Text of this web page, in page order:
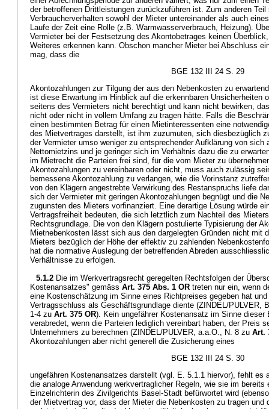
der betroffenen Drittleistungen zurückzuführen ist. Zum anderen
Verbraucherverhalten sowohl der Mieter untereinander als auch
Laufe der Zeit eine Rolle (z.B. Warmwasserverbrauch, Heizung).
Vermieter bei der Festsetzung des Akontobetrages keinen
Weiteres erkennen kann. Obschon mancher Mieter bei Abschluss
mag, dass die
BGE 132 III 24 S. 29
Akontozahlungen zur Tilgung der aus den Nebenkosten zu
ist diese Erwartung im Hinblick auf die erkennbaren Unsicherheiten
seitens des Vermieters nicht berechtigt und kann nicht bewirken,
nicht oder nicht in vollem Umfang zu tragen hätte. Falls die
einen bestimmten Betrag für einen Mietinteressenten eine
des Mietvertrages darstellt, ist ihm zuzumuten, sich diesbezüglich
der Vermieter umso weniger zu entsprechender Aufklärung von sich
Nettomietzins und je geringer sich im Verhältnis dazu die zu
im Mietrecht die Parteien frei sind, für die vom Mieter zu
Akontozahlungen zu vereinbaren oder nicht, muss auch zulässig
bemessene Akontozahlung zu verlangen, wie die Vorinstanz
von den Klägern angestrebte Verwirkung des Restanspruchs liefe
sich der Vermieter mit geringen Akontozahlungen begnügt und die
zugunsten des Mieters vorfinanziert. Eine derartige Lösung würde
Vertragsfreiheit bedeuten, die sich letztlich zum Nachteil des
Rechtsgrundlage. Die von den Klägern postulierte Typisierung der
Mietnebenkosten lässt sich aus den dargelegten Gründen nicht mit
Mieters bezüglich der Höhe der effektiv zu zahlenden
hat die normative Auslegung der betreffenden Abreden
Verhältnisse zu erfolgen.
5.1.2 Die im Werkvertragsrecht geregelten Rechtsfolgen der
Kostenansatzes" gemäss Art. 375 Abs. 1 OR treten nur ein, wenn
eine Kostenschätzung im Sinne eines Richtpreises gegeben hat
Vertragsschluss als Geschäftsgrundlage diente (ZINDEL/PULVER,
1-4 zu Art. 375 OR). Kein ungefährer Kostenansatz im Sinne dieser
verabredet, wenn die Parteien lediglich vereinbart haben, der Preis
Unternehmers zu berechnen (ZINDEL/PULVER, a.a.O., N. 8 zu Art.
Akontozahlungen aber nicht generell die Zusicherung eines
BGE 132 III 24 S. 30
ungefähren Kostenansatzes darstellt (vgl. E. 5.1.1 hiervor), fehlt es
die analoge Anwendung werkvertraglicher Regeln, wie sie im bereits
Einzelrichterin des Zivilgerichts Basel-Stadt befürwortet wird
der Mietvertrag vor, dass der Mieter die Nebenkosten zu tragen und